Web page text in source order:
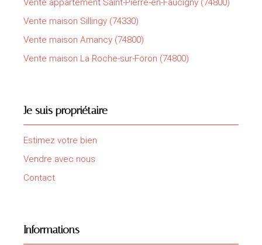
Vente appartement Saint-Pierre-en-Faucigny (74800)
Vente maison Sillingy (74330)
Vente maison Amancy (74800)
Vente maison La Roche-sur-Foron (74800)
Je suis propriétaire
Estimez votre bien
Vendre avec nous
Contact
Informations